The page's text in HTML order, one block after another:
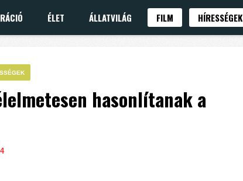
ÉLET ÁLLATVILÁG FILM HÍRESSÉGEK
hasonlítanak a